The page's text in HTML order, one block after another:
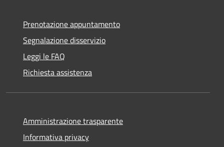
Prenotazione appuntamento
Segnalazione disservizio
Leggi le FAQ
Richiesta assistenza
Amministrazione trasparente
Informativa privacy